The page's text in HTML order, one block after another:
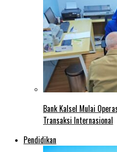
Bank Kalsel Mulai
Transaksi Internasional
Pendidikan